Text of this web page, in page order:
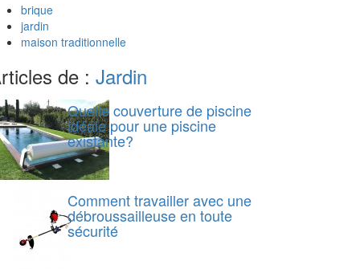
brique
jardin
maison traditionnelle
de : Jardin
Quelle couverture de piscine
idéale pour une piscine
existante?
Comment travailler avec une
débroussailleuse en toute
sécurité